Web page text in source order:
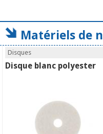
Matériels de
Disques
Disque blanc polyester